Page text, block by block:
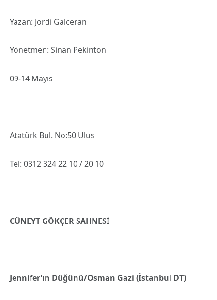
Yazan: Jordi Galceran
Yönetmen: Sinan Pekinton
09-14 Mayıs
Atatürk Bul. No:50 Ulus
Tel: 0312 324 22 10 / 20 10
CÜNEYT GÖKÇER SAHNESİ
Jennifer’ın Düğünü/Osman Gazi (İstanbul DT)